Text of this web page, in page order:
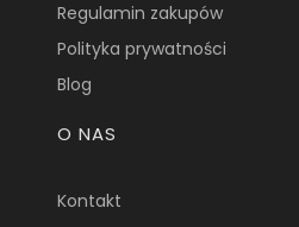
Regulamin zakupów
Polityka prywatności
Blog
O NAS
Kontakt